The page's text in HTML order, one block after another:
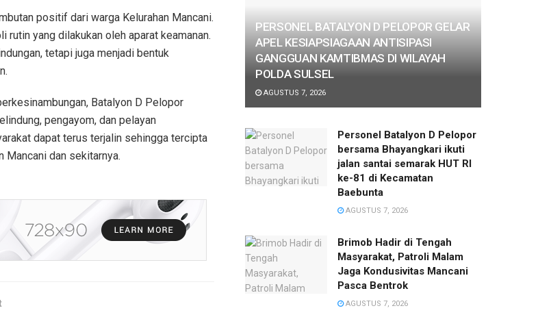
positif dari warga Kelurahan Mancani.
rutin yang dilakukan oleh aparat keamanan.
tetapi juga menjadi bentuk
Batalyon D Pelopor
pengayom, dan pelayan
dapat terus terjalin sehingga tercipta
Mancani dan sekitarnya.
PERSONEL BATALYON D PELOPOR GELAR
APEL KESIAPSIAGAAN ANTISIPASI
GANGGUAN KAMTIBMAS DI WILAYAH
POLDA SULSEL
AGUSTUS 7, 2026
Personel Batalyon D Pelopor
bersama Bhayangkari ikuti
jalan santai semarak HUT RI
ke-81 di Kecamatan
Baebunta
AGUSTUS 7, 2026
Brimob Hadir di Tengah
Masyarakat, Patroli Malam
Jaga Kondusivitas Mancani
Pasca Bentrok
AGUSTUS 7, 2026